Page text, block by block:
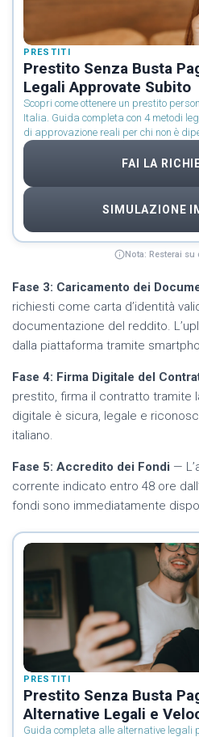
PRESTITI
Prestito Senza Busta
Legali Approvate Subito
Scopri come ottenere un prestito
Italia. Guida completa con 4 metodi
di approvazione reali per chi non è
FAI LA
SIMULAZIONE
Nota: Resterai su
Fase 3: Caricamento dei
richiesti come carta d’identità
documentazione del reddito.
dalla piattaforma tramite
Fase 4: Firma Digitale del
prestito, firma il contratto tramite
digitale è sicura, legale e
italiano.
Fase 5: Accredito dei Fondi —
corrente indicato entro 48 ore
fondi sono immediatamente
PRESTITI
Prestito Senza Busta
Alternative Legali e
Guida completa alle alternative legali